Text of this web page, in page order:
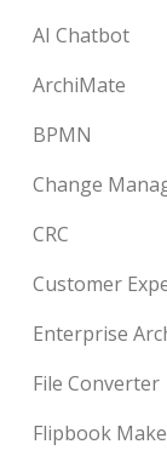
AI Chatbot
ArchiMate
BPMN
Change
CRC
Customer
Enterprise
File Converter
Flipbook